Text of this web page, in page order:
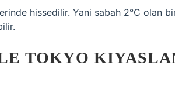
hissedilir. Yani sabah 2°C olan
TOKYO